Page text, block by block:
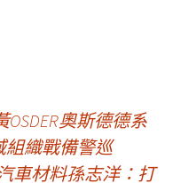
奧斯德德系
組織戰備警巡
車材料孫志洋：打